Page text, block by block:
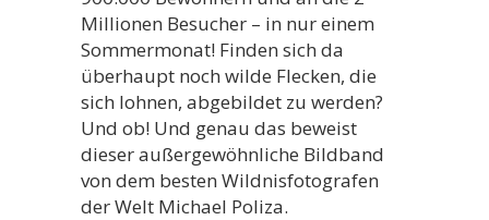
Millionen Besucher – in nur einem
Sommermonat! Finden sich da
überhaupt noch wilde Flecken, die
sich lohnen, abgebildet zu werden?
Und ob! Und genau das beweist
dieser außergewöhnliche Bildband
von dem besten Wildnisfotografen
der Welt Michael Poliza.